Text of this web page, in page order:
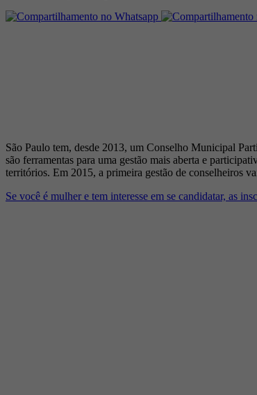
São Paulo tem, desde 2013, um Conselho Municipal
são ferramentas para uma gestão mais aberta e
territórios. Em 2015, a primeira gestão de conselheiros
Se você é mulher e tem interesse em se candidatar, as